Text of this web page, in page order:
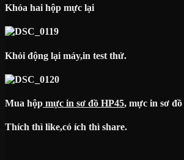
Khóa hai hộp mực lại
Khỏi động lại máy,in test thử.
Mua hộp mực in sơ đồ HP45, mực in sơ
Thích thì like,có ích thì share.